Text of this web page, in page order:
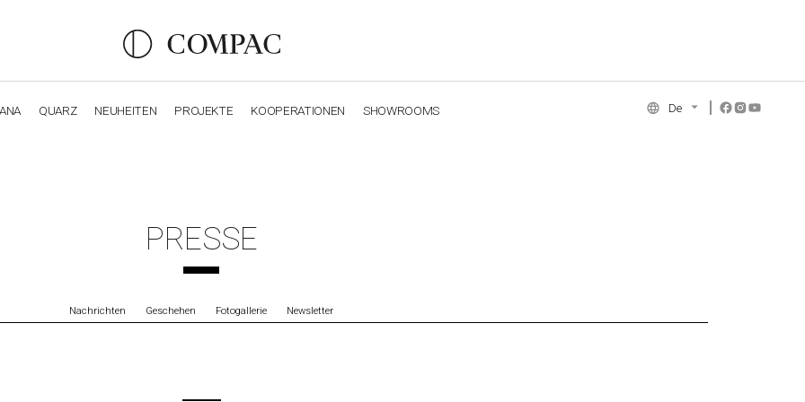
QUARZ NEUHEITEN PROJEKTE KOOPERATIONEN SHOWROOMS De
PRESSE
Nachrichten Geschehen Fotogallerie Newsletter